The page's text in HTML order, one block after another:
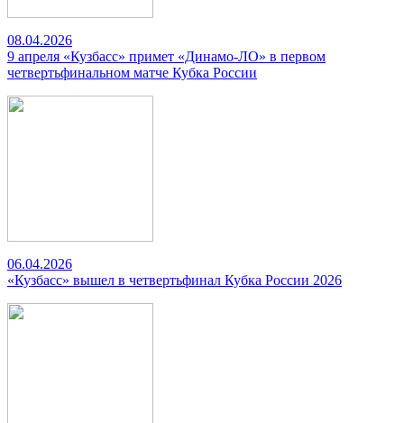
08.04.2026
9 апреля «Кузбасс» примет «Динамо-ЛО» в первом
четвертьфинальном матче Кубка России
06.04.2026
«Кузбасс» вышел в четвертьфинал Кубка России 2026